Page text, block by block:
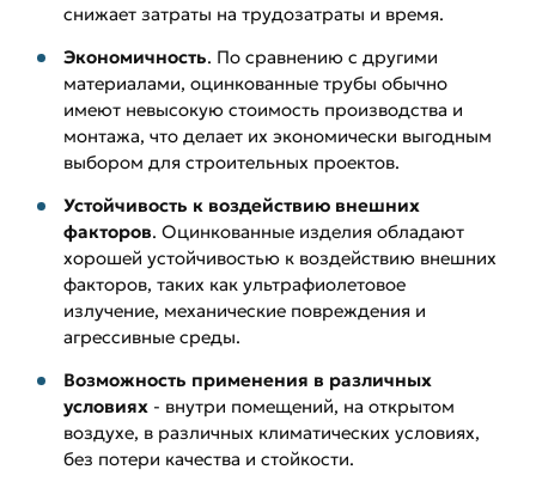
снижает затраты на трудозатраты и время.
Экономичность. По сравнению с другими
материалами, оцинкованные трубы обычно
имеют невысокую стоимость производства и
монтажа, что делает их экономически выгодным
выбором для строительных проектов.
Устойчивость к воздействию внешних
факторов. Оцинкованные изделия обладают
хорошей устойчивостью к воздействию внешних
факторов, таких как ультрафиолетовое
излучение, механические повреждения и
агрессивные среды.
Возможность применения в различных
условиях - внутри помещений, на открытом
воздухе, в различных климатических условиях,
без потери качества и стойкости.